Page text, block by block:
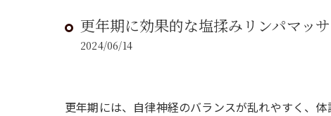
更年期に効果的な塩揉みリンパマッ
2024/06/14
更年期には、自律神経のバランスが乱れやすく、